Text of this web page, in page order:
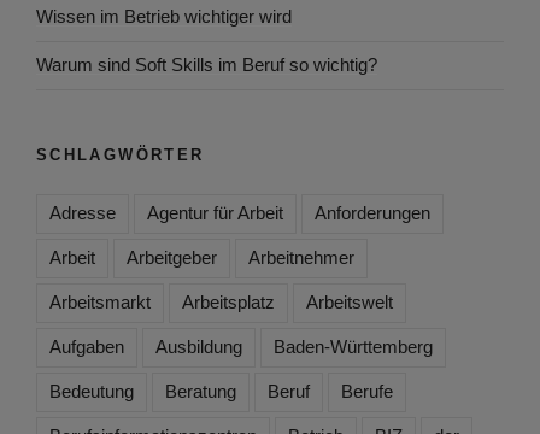
Wissen im Betrieb wichtiger wird
Warum sind Soft Skills im Beruf so wichtig?
SCHLAGWÖRTER
Adresse Agentur für Arbeit Anforderungen
Arbeit Arbeitgeber Arbeitnehmer
Arbeitsmarkt Arbeitsplatz Arbeitswelt
Aufgaben Ausbildung Baden-Württemberg
Bedeutung Beratung Beruf Berufe